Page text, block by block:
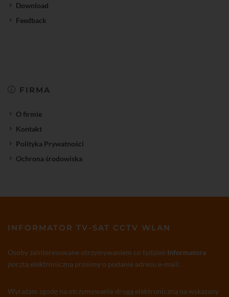
Download
Feedback
FIRMA
O firmie
Kontakt
Polityka Prywatności
Ochrona środowiska
INFORMATOR TV-SAT CCTV WLAN
Osoby zainteresowane otrzymywaniem co tydzień Informatora
pocztą elektroniczną prosimy o podanie adresu e-mail:
Wyrażam zgodę na otrzymywanie drogą elektroniczną na wskazany